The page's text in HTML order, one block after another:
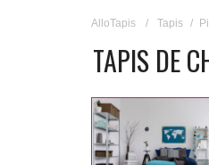
AlloTapis / Tapis /
TAPIS DE